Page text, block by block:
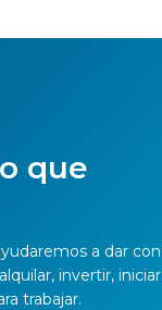
que
a dar con
invertir, iniciar
trabajar.